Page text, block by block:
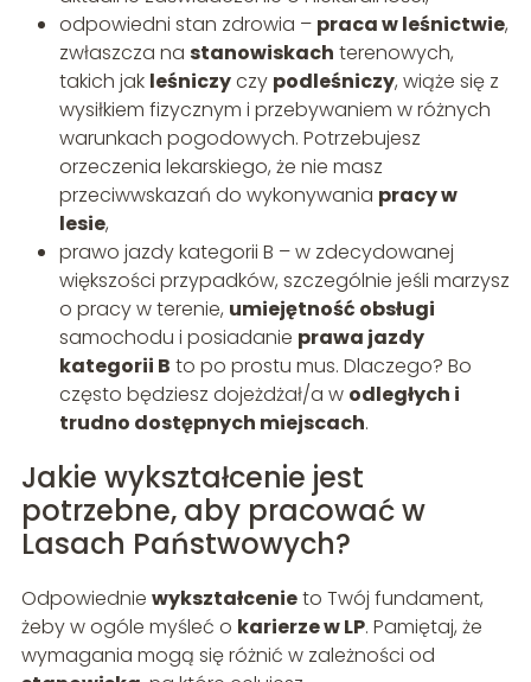
odpowiedni stan zdrowia – praca w leśnictwie,
zwłaszcza na stanowiskach terenowych,
takich jak leśniczyczy podleśniczy, wiąże się z
wysiłkiem fizycznym i przebywaniem w różnych
warunkach pogodowych. Potrzebujesz
orzeczenia lekarskiego, że nie masz
przeciwwskazań do wykonywania pracy w
lesie,
prawo jazdy kategorii B – w zdecydowanej
większości przypadków, szczególnie jeśli marzysz
o pracy w terenie, umiejętność obsługi
samochodu i posiadanie prawa jazdy
kategorii B to po prostu mus. Dlaczego? Bo
często będziesz dojeżdżał/a w odległych i
trudno dostępnych miejscach.
Jakie wykształcenie jest
potrzebne, aby pracować w
Lasach Państwowych?
Odpowiednie wykształcenieto Twój fundament,
żeby w ogóle myśleć o karierze w LP. Pamiętaj, że
wymagania mogą się różnić w zależności od